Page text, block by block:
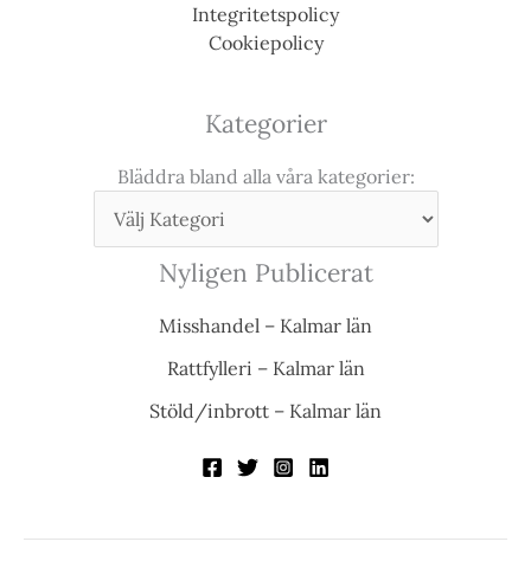
Integritetspolicy
Cookiepolicy
Kategorier
Bläddra bland alla våra kategorier:
Nyligen Publicerat
Misshandel – Kalmar län
Rattfylleri – Kalmar län
Stöld/inbrott – Kalmar län